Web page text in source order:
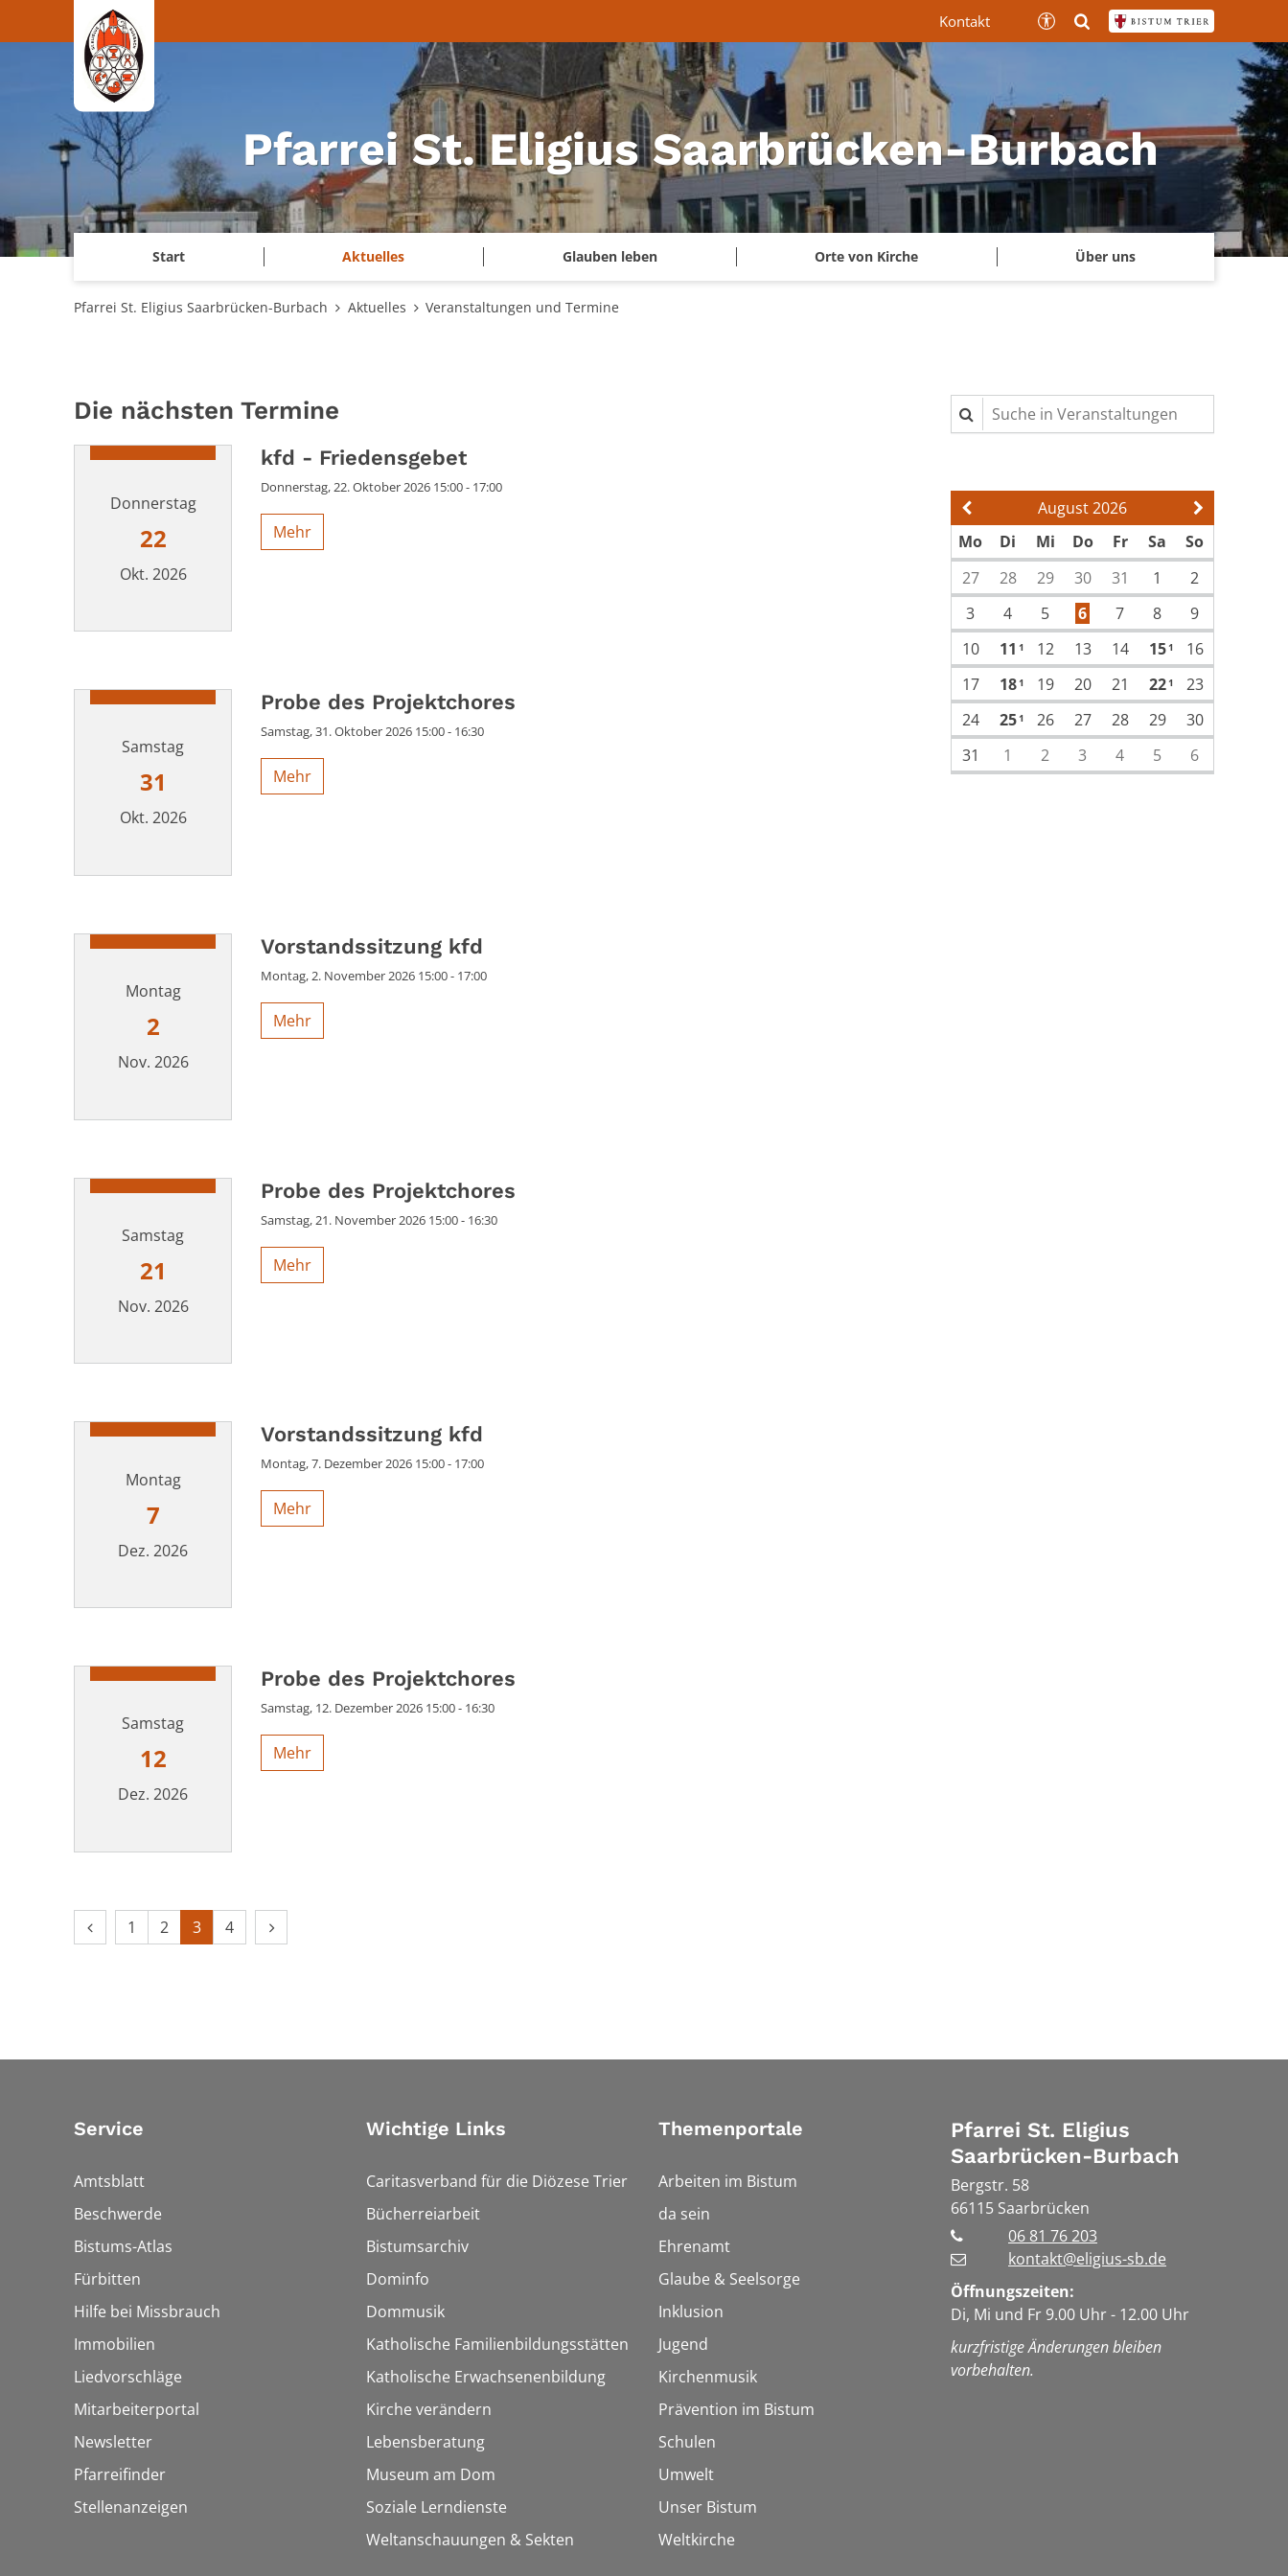
Zum Inhalt springen
Pfarrei St. Eligius Saarbrücken-Burbach
Start Aktuelles Glauben leben Orte von Kirche Über uns
Kontakt
Pfarrei St. Eligius Saarbrücken-Burbach Aktuelles Veranstaltungen und Termine
Die nächsten Termine
Donnerstag
22
Okt. 2026
kfd - Friedensgebet
Donnerstag, 22. Oktober 2026 15:00 - 17:00
Mehr
Samstag
31
Okt. 2026
Probe des Projektchores
Samstag, 31. Oktober 2026 15:00 - 16:30
Mehr
Montag
2
Nov. 2026
Vorstandssitzung kfd
Montag, 2. November 2026 15:00 - 17:00
Mehr
Samstag
21
Nov. 2026
Probe des Projektchores
Samstag, 21. November 2026 15:00 - 16:30
Mehr
Montag
7
Dez. 2026
Vorstandssitzung kfd
Montag, 7. Dezember 2026 15:00 - 17:00
Mehr
Samstag
12
Dez. 2026
Probe des Projektchores
Samstag, 12. Dezember 2026 15:00 - 16:30
Mehr
Vorherige Seite
1 2 3 4 Nächste Seite
Suche in Veranstaltungen
Vorherige Seite
August 2026 Nächste
Mo Di Mi Do Fr Sa
So
27
28 29 30 31 1
2
3
4 5 6 7 8
9
10
11 1 12 13 14 151
16
17
181 19 20 21 221
23
24
251 26 27 28 29
30
31
1 2 3 4 5 6
Service
Amtsblatt
Beschwerde
Bistums-Atlas
Fürbitten
Hilfe bei Missbrauch
Immobilien
Liedvorschläge
Mitarbeiterportal
Newsletter
Pfarreifinder
Stellenanzeigen
Wichtige Links
Caritasverband für die Diözese Trier
Bücherreiarbeit
Bistumsarchiv
Dominfo
Dommusik
Katholische Familienbildungsstätten
Katholische Erwachsenenbildung
Kirche verändern
Lebensberatung
Museum am Dom
Soziale Lerndienste
Weltanschauungen & Sekten
Themenportale
Arbeiten im Bistum
da sein
Ehrenamt
Glaube & Seelsorge
Inklusion
Jugend
Kirchenmusik
Prävention im Bistum
Schulen
Umwelt
Unser Bistum
Weltkirche
Pfarrei St. Eligius
Saarbrücken-Burbach
Bergstr. 58
66115 Saarbrücken
06 81 76 203
kontakt@eligius-sb.de
Öffnungszeiten:
Di, Mi und Fr 9.00 Uhr - 12.00 Uhr
kurzfristige Änderungen bleiben
vorbehalten.